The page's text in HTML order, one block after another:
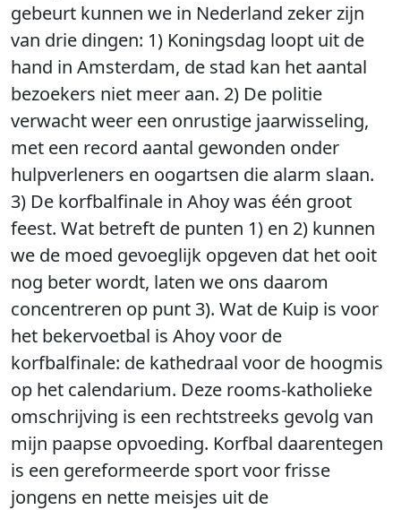
gebeurt kunnen we in Nederland zeker zijn
van drie dingen: 1) Koningsdag loopt uit de
hand in Amsterdam, de stad kan het aantal
bezoekers niet meer aan. 2) De politie
verwacht weer een onrustige jaarwisseling,
met een record aantal gewonden onder
hulpverleners en oogartsen die alarm slaan.
3) De korfbalfinale in Ahoy was één groot
feest. Wat betreft de punten 1) en 2) kunnen
we de moed gevoeglijk opgeven dat het ooit
nog beter wordt, laten we ons daarom
concentreren op punt 3). Wat de Kuip is voor
het bekervoetbal is Ahoy voor de
korfbalfinale: de kathedraal voor de hoogmis
op het calendarium. Deze rooms-katholieke
omschrijving is een rechtstreeks gevolg van
mijn paapse opvoeding. Korfbal daarentegen
is een gereformeerde sport voor frisse
jongens en nette meisjes uit de